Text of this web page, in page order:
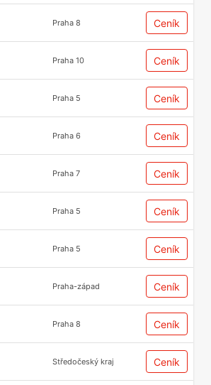
Praha 8 Ceník
Praha 10 Ceník
Praha 5 Ceník
Praha 6 Ceník
Praha 7 Ceník
Praha 5 Ceník
Praha 5 Ceník
Praha-západ Ceník
Praha 8 Ceník
Středočeský kraj Ceník